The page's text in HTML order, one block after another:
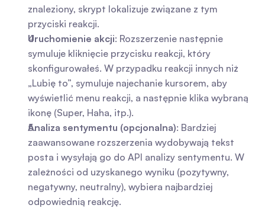
znaleziony, skrypt lokalizuje związane z tym
przyciski reakcji.
Uruchomienie akcji: Rozszerzenie następnie
symuluje kliknięcie przycisku reakcji, który
skonfigurowałeś. W przypadku reakcji innych niż
„Lubię to”, symuluje najechanie kursorem, aby
wyświetlić menu reakcji, a następnie klika wybraną
ikonę (Super, Haha, itp.).
Analiza sentymentu (opcjonalna): Bardziej
zaawansowane rozszerzenia wydobywają tekst
posta i wysyłają go do API analizy sentymentu. W
zależności od uzyskanego wyniku (pozytywny,
negatywny, neutralny), wybiera najbardziej
odpowiednią reakcję.